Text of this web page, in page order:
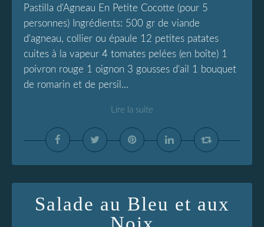
Pastilla d'Agneau En Petite Cocotte (pour 5
personnes) Ingrédients: 500 gr de viande
d'agneau, collier ou épaule 12 petites patates
cuites à la vapeur 4 tomates pelées (en boîte) 1
poivron rouge 1 oignon 3 gousses d'ail 1 bouquet
de romarin et de persil...
Lire la suite
Salade au Bleu et aux